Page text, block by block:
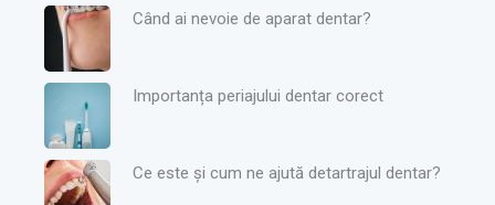
Când ai nevoie de aparat dentar?
Importanța periajului dentar corect
Ce este și cum ne ajută detartrajul dentar?